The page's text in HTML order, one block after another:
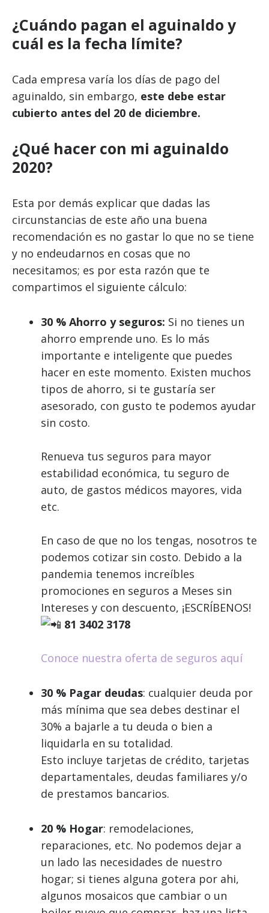
¿Cuándo pagan el aguinaldo y
cuál es la fecha límite?
Cada empresa varía los días de pago del
aguinaldo, sin embargo, este debe estar
cubierto antes del 20 de diciembre.
¿Qué hacer con mi aguinaldo
2020?
Esta por demás explicar que dadas las
circunstancias de este año una buena
recomendación es no gastar lo que no se tiene
y no endeudarnos en cosas que no
necesitamos; es por esta razón que te
compartimos el siguiente cálculo:
30 % Ahorro y seguros: Si no tienes un
ahorro emprende uno. Es lo más
importante e inteligente que puedes
hacer en este momento. Existen muchos
tipos de ahorro, si te gustaría ser
asesorado, con gusto te podemos ayudar
sin costo.
Renueva tus seguros para mayor
estabilidad económica, tu seguro de
auto, de gastos médicos mayores, vida
etc.
En caso de que no los tengas, nosotros te
podemos cotizar sin costo. Debido a la
pandemia tenemos increíbles
promociones en seguros a Meses sin
Intereses y con descuento, ¡ESCRÍBENOS!
81 3402 3178
Conoce nuestra oferta de seguros aquí
30 % Pagar deudas: cualquier deuda por
más mínima que sea debes destinar el
30% a bajarle a tu deuda o bien a
liquidarla en su totalidad.
Esto incluye tarjetas de crédito, tarjetas
departamentales, deudas familiares y/o
de prestamos bancarios.
20 % Hogar: remodelaciones,
reparaciones, etc. No podemos dejar a
un lado las necesidades de nuestro
hogar; si tienes alguna gotera por ahi,
algunos mosaicos que cambiar o un